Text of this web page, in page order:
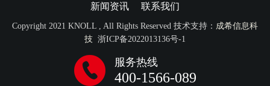
新闻资讯
联系我们
Copyright 2021 KNOLL , All Rights Reserved 技术支持： 成希信息科
技 浙ICP备2022013136号-1
服务热线
400-1566-089